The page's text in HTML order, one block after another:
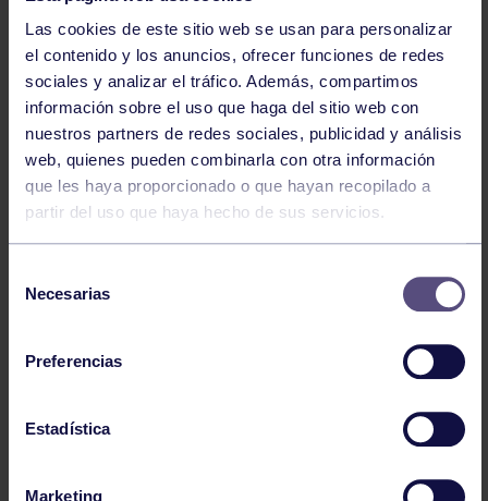
Las cookies de este sitio web se usan para personalizar
el contenido y los anuncios, ofrecer funciones de redes
sociales y analizar el tráfico. Además, compartimos
información sobre el uso que haga del sitio web con
nuestros partners de redes sociales, publicidad y análisis
web, quienes pueden combinarla con otra información
que les haya proporcionado o que hayan recopilado a
partir del uso que haya hecho de sus servicios.
Necesarias
Preferencias
Estadística
Marketing
NOTICIAS RELACIONADAS
CÉSAR ÁLVAREZ CONQUISTA EL MINI
SELLA